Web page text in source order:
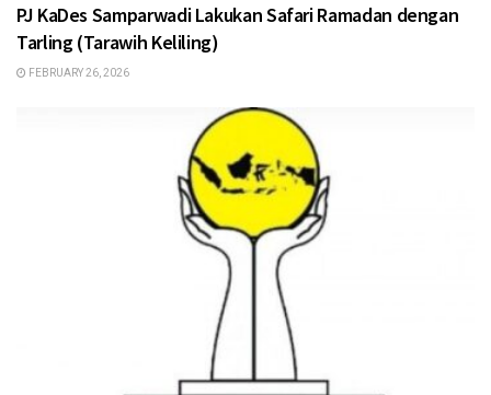
PJ KaDes Samparwadi Lakukan Safari Ramadan dengan
Tarling (Tarawih Keliling)
FEBRUARY 26, 2026